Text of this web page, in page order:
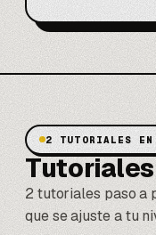
2 TUTORIALES
2 tutoriales paso a
que se ajuste a tu